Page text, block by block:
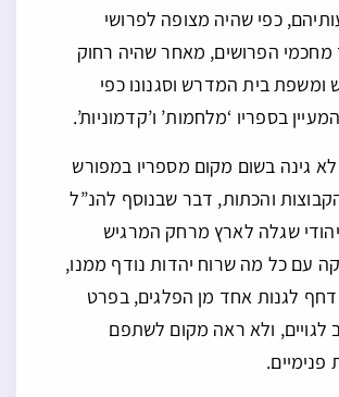
כפי שהיה מצופה לפרושי
מחכמי הפרושים, מאחר שהיה רחוק
בית המדרש וסגנונו כפי
בספריו ‘מלחמות’ ו’קדמוניות’.
גינה בשום מקום מספריו במפורש
והכתות, דבר שבנוסף להנ”ל
יהודי שגלה לארץ מרחק המרגיש
עם כל מה שרוח יהדות נודף ממנו,
לגנות אחד מן הפלגים, בפרט
ולא ראה מקום לשתפם
פנימיים.